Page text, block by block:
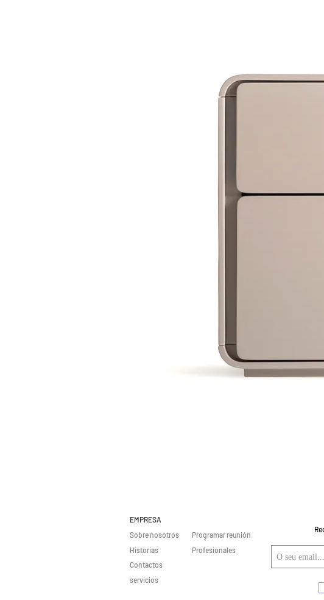
EMPRESA
Sobre nosotros
Historias
Contactos
Programar reunión
Profesionales
servicios